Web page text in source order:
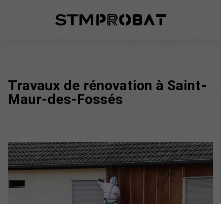
Travaux de rénovation à Saint-
Maur-des-Fossés